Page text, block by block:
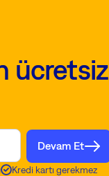
ücretsiz
Devam Et
Kredi kartı gerekmez